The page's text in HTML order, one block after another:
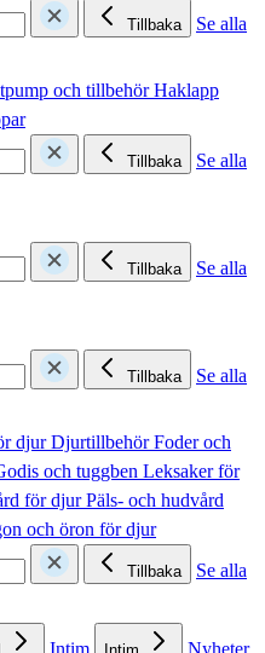
Tillbaka
Se alla
och tillbehörHaklapp
Tillbaka
Se alla
Tillbaka
Se alla
Tillbaka
Se alla
djurDjurtillbehörFoder och
och tuggben Leksaker för
för djurPäls- och hudvård
och öron för djur
Tillbaka
Se alla